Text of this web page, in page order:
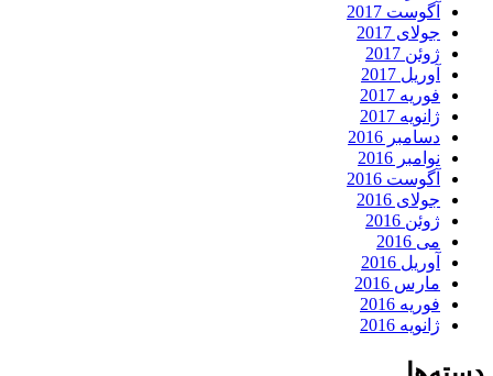
آگوست 2017
جولای 2017
ژوئن 2017
آوریل 2017
فوریه 2017
ژانویه 2017
دسامبر 2016
نوامبر 2016
آگوست 2016
جولای 2016
ژوئن 2016
می 2016
آوریل 2016
مارس 2016
فوریه 2016
ژانویه 2016